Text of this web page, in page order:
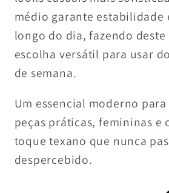
médio garante estabilidade
longo do dia, fazendo
escolha versátil para usar
de semana.
Um essencial moderno
peças práticas, femininas e
toque texano que nunca
despercebido.